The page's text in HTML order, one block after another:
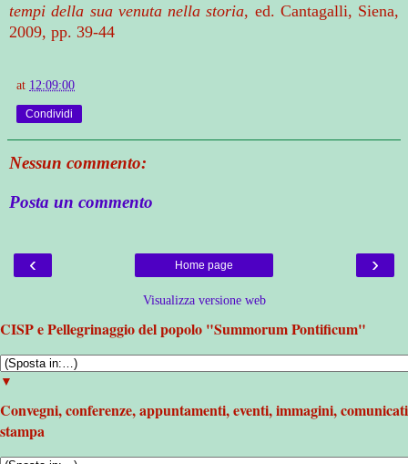
tempi della sua venuta nella storia, ed. Cantagalli, Siena,
2009, pp. 39-44
at 12:09:00
Condividi
Nessun commento:
Posta un commento
‹ ›
Home page
Visualizza versione web
CISP e Pellegrinaggio del popolo "Summorum Pontificum"
▼
Convegni, conferenze, appuntamenti, eventi, immagini, comunicati
stampa